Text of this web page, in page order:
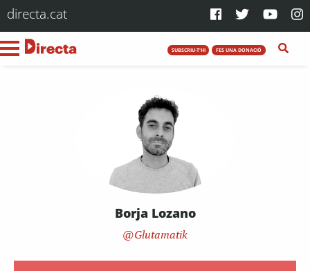
directa.cat
SUBSCRIU-T'HI FES UNA DONACIÓ
Borja Lozano
Glutamatik